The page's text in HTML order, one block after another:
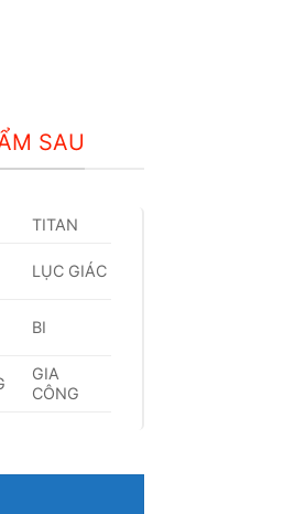
SAU
TITAN
LỤC GIÁC
BI
GIA
CÔNG